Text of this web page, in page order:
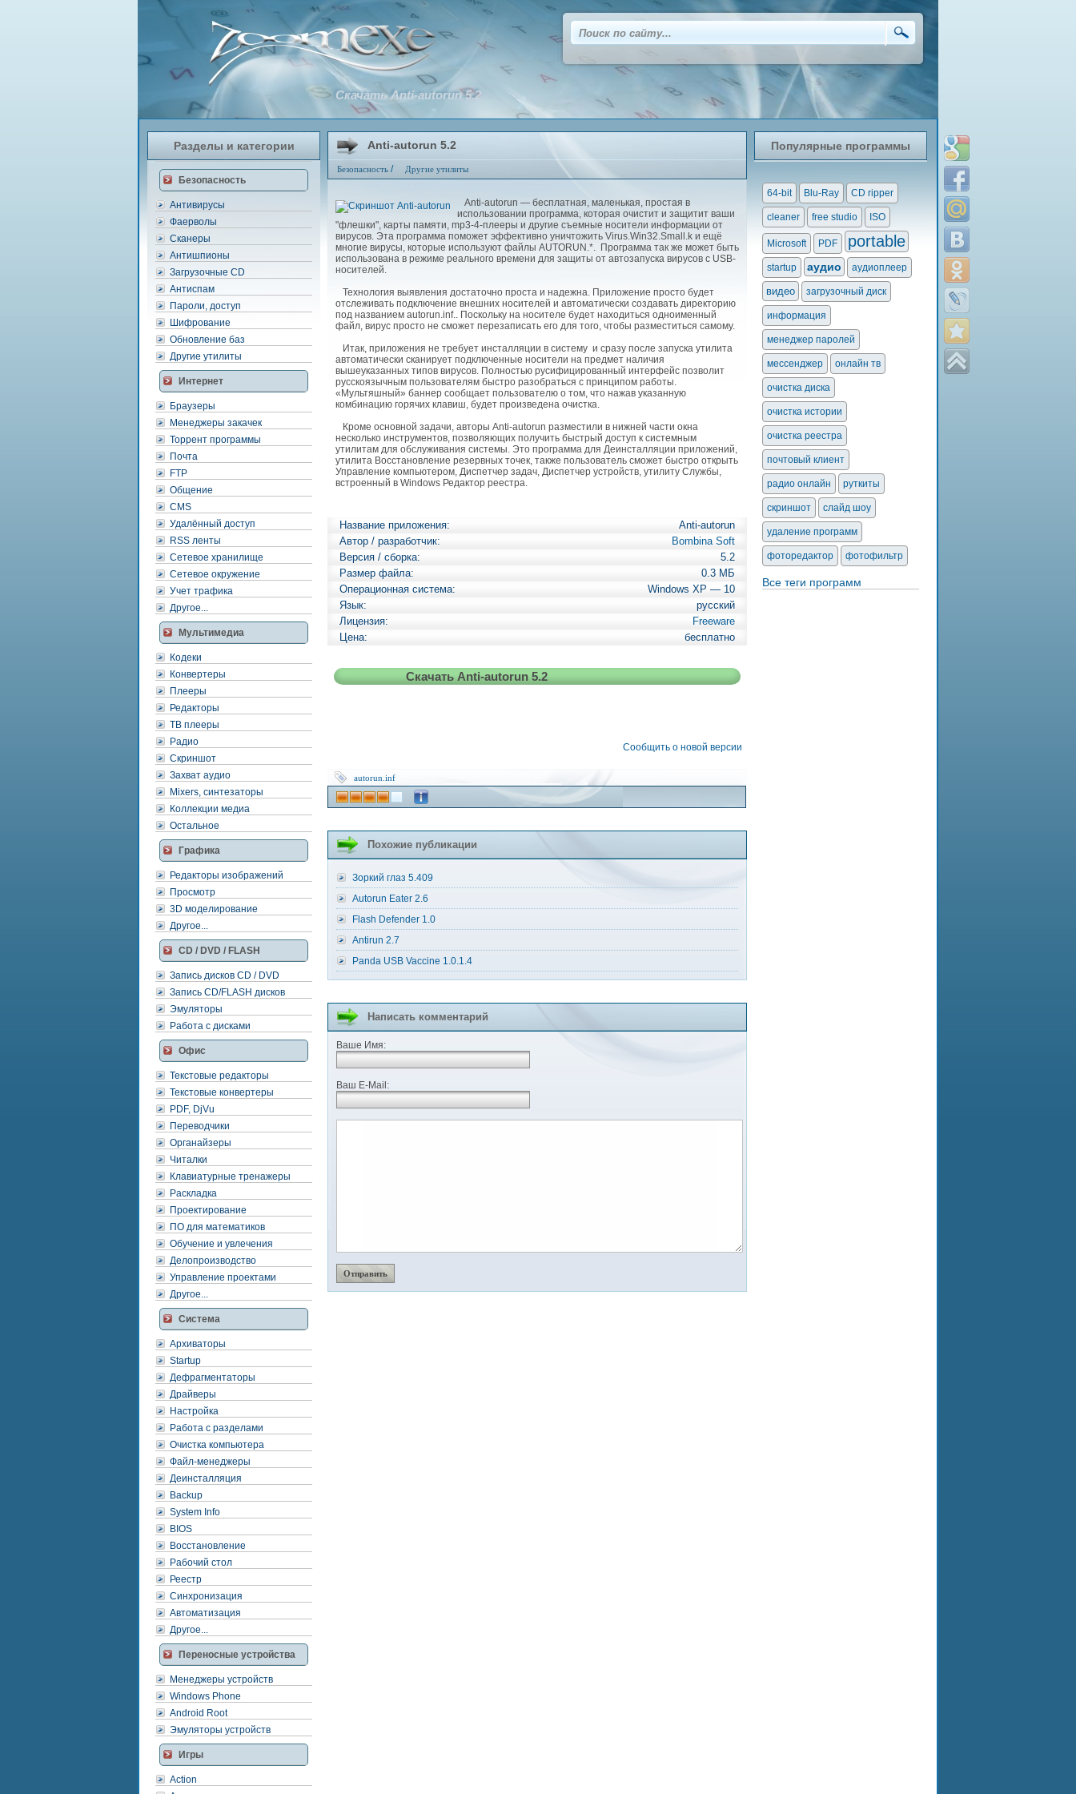
Разделы и категории
Безопасность
Антивирусы
Фаерволы
Сканеры
Антишпионы
Загрузочные CD
Антиспам
Пароли, доступ
Шифрование
Обновление баз
Другие утилиты
Интернет
Браузеры
Менеджеры закачек
Торрент программы
Почта
FTP
Общение
CMS
Удалённый доступ
RSS ленты
Сетевое хранилище
Сетевое окружение
Учет трафика
Другое...
Мультимедиа
Кодеки
Конвертеры
Плееры
Редакторы
ТВ плееры
Радио
Скриншот
Захват аудио
Mixers, синтезаторы
Коллекции медиа
Остальное
Графика
Редакторы изображений
Просмотр
3D моделирование
Другое...
CD / DVD / FLASH
Запись дисков CD / DVD
Запись CD/FLASH дисков
Эмуляторы
Работа с дисками
Офис
Текстовые редакторы
Текстовые конвертеры
PDF, DjVu
Переводчики
Органайзеры
Читалки
Клавиатурные тренажеры
Раскладка
Проектирование
ПО для математиков
Обучение и увлечения
Делопроизводство
Управление проектами
Другое...
Система
Архиваторы
Startup
Дефрагментаторы
Драйверы
Настройка
Работа с разделами
Очистка компьютера
Файл-менеджеры
Деинсталляция
Backup
System Info
BIOS
Восстановление
Рабочий стол
Реестр
Синхронизация
Автоматизация
Другое...
Переносные устройства
Менеджеры устройств
Windows Phone
Android Root
Эмуляторы устройств
Игры
Action
Anti-autorun 5.2
Безопасность / Другие утилиты
Скачать Anti-autorun 5.2
Anti-autorun — бесплатная, маленькая, простая в
использовании программа, которая очистит и защитит ваши
"флешки", карты памяти, mp3-4-плееры и другие съемные носители информации от
вирусов. Эта программа поможет эффективно уничтожить Virus.Win32.Small.k и ещё
многие вирусы, которые используют файлы AUTORUN.*. Программа так же может быть
использована в режиме реального времени для защиты от автозапуска вирусов с USB-
носителей.
Технология выявления достаточно проста и надежна. Приложение просто будет
отслеживать подключение внешних носителей и автоматически создавать директорию
под названием autorun.inf.. Поскольку на носителе будет находиться одноименный
файл, вирус просто не сможет перезаписать его для того, чтобы разместиться самому.
Итак, приложения не требует инсталляции в систему и сразу после запуска утилита
автоматически сканирует подключенные носители на предмет наличия
вышеуказанных типов вирусов. Полностью русифицированный интерфейс позволит
русскоязычным пользователям быстро разобраться с принципом работы.
«Мультяшный» баннер сообщает пользователю о том, что нажав указанную
комбинацию горячих клавиш, будет произведена очистка.
Кроме основной задачи, авторы Anti-autorun разместили в нижней части окна
несколько инструментов, позволяющих получить быстрый доступ к системным
утилитам для обслуживания системы. Это программа для Деинсталляции приложений,
утилита Восстановление резервных точек, также пользователь сможет быстро открыть
Управление компьютером, Диспетчер задач, Диспетчер устройств, утилиту Службы,
встроенный в Windows Редактор реестра.
Название приложения:
Anti-autorun
Автор / разработчик:
Bombina Soft
Версия / сборка:
5.2
Размер файла:
0.3 МБ
Операционная система:
Windows XP — 10
Язык:
русский
Лицензия:
Freeware
Цена:
бесплатно
Скачать Anti-autorun 5.2
Сообщить о новой версии
autorun.inf
Похожие публикации
Зоркий глаз 5.409
Autorun Eater 2.6
Flash Defender 1.0
Antirun 2.7
Panda USB Vaccine 1.0.1.4
Написать комментарий
Ваше Имя:
Ваш E-Mail:
Популярные программы
64-bit Blu-Ray CD ripper
cleaner free studio ISO
Microsoft PDF portable
startup аудио аудиоплеер
видео загрузочный диск
информация
менеджер паролей
мессенджер онлайн тв
очистка диска
очистка истории
очистка реестра
почтовый клиент
радио онлайн руткиты
скриншот слайд шоу
удаление программ
фоторедактор фотофильтр
Все теги программ